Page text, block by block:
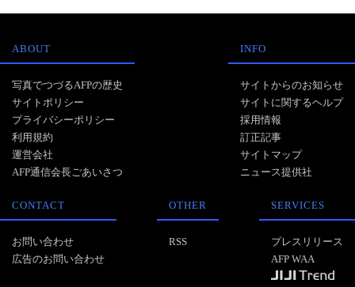
ABOUT
写真でつづるAFPの歴史
サイトポリシー
プライバシーポリシー
利用規約
運営会社
AFP通信会長ごあいさつ
INFO
サイトからのお知らせ
サイトに関するヘルプ
採用情報
訂正記事
サイトマップ
ニュース提供社
CONTACT
お問い合わせ
広告のお問い合わせ
OTHER
RSS
SERVICES
プレスリリース
AFP WAA